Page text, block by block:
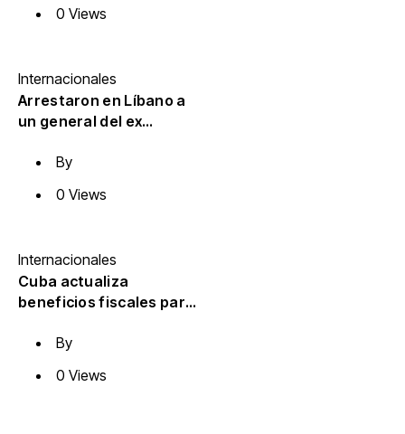
0 Views
Internacionales
Arrestaron en Líbano a
un general del ex
podría ser extraditado
servicio
By
0 Views
Internacionales
Cuba actualiza
beneficios fiscales para
alcance a sectores
Video)
By
0 Views